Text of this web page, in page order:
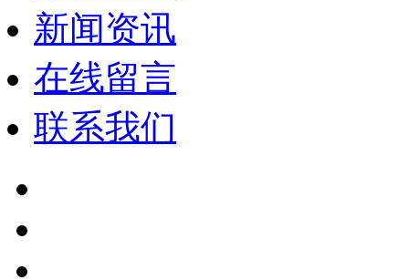
新闻资讯
在线留言
联系我们